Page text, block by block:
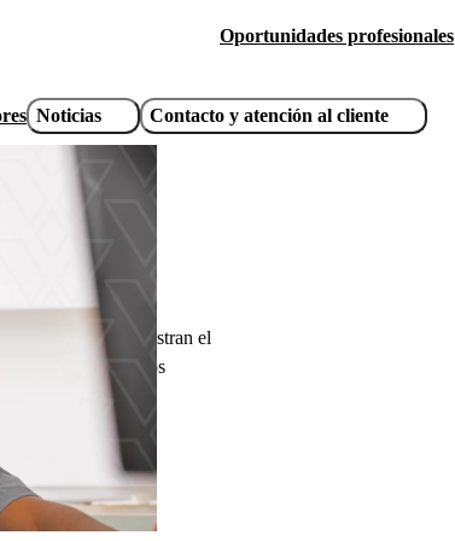
Header
links
Oportunidades profesionales
Noticias Contacto y atención al cliente
sanitarios administran el
cantidad de servicios
las necesidades